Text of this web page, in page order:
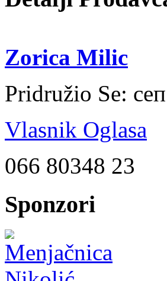
Zorica Milic
Pridružio Se:
Vlasnik Oglasa
066 80348 23
Sponzori